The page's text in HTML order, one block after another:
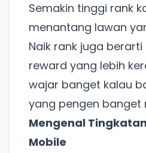
Semakin tinggi rank
menantang lawan
Naik rank juga
reward yang lebih
wajar banget kalau
yang pengen banget
Mengenal Tingkatan
Mobile